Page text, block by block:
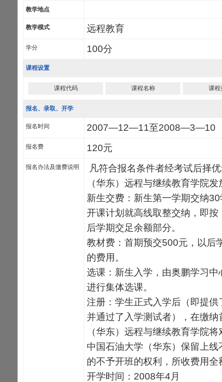
教学地点
教学模式 远程教育
学分 100分
课程设置
课程代码 课程名称 课程
报名、录取、开学
报名时间 2007—12—11至2008—3—10
报名费 120元
报名办法及缴费说明
凡符合报名条件者经考试后择
（华东）远程与继续教育学院
新生交费：新生第一学期交纳
开课计划就高线取整交纳，即
后学期交足余额部分。
教材费：首期预交500元，以后
的费用。
选课：新生入学，由奥鹏学习
进行集体选课。
注册：学生正式入学后（即提
并通过了入学测试者），在缴
（华东）远程与继续教育学院
中国石油大学（华东）保留上
的不予开班的权利，所收费用全
开学时间：2008年4月